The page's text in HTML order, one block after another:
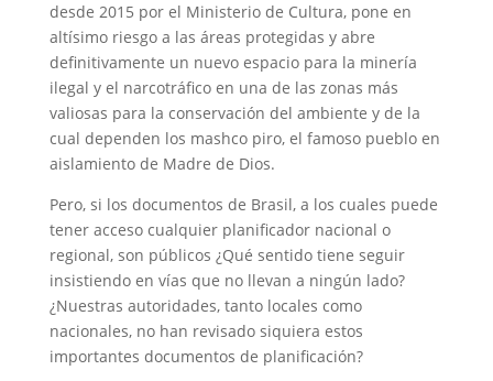
desde 2015 por el Ministerio de Cultura, pone en
altísimo riesgo a las áreas protegidas y abre
definitivamente un nuevo espacio para la minería
ilegal y el narcotráfico en una de las zonas más
valiosas para la conservación del ambiente y de la
cual dependen los mashco piro, el famoso pueblo en
aislamiento de Madre de Dios.
Pero, si los documentos de Brasil, a los cuales puede
tener acceso cualquier planificador nacional o
regional, son públicos ¿Qué sentido tiene seguir
insistiendo en vías que no llevan a ningún lado?
¿Nuestras autoridades, tanto locales como
nacionales, no han revisado siquiera estos
importantes documentos de planificación?